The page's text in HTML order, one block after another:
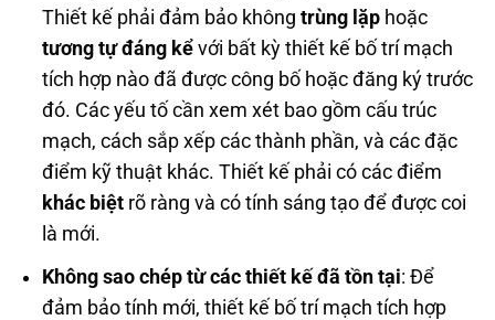
Thiết kế phải đảm bảo không trùng lặphoặc
tương tự đáng kểvới bất kỳ thiết kế bố trí mạch
tích hợp nào đã được công bố hoặc đăng ký trước
đó. Các yếu tố cần xem xét bao gồm cấu trúc
mạch, cách sắp xếp các thành phần, và các đặc
điểm kỹ thuật khác. Thiết kế phải có các điểm
khác biệtrõ ràng và có tính sáng tạo để được coi
là mới.
Không sao chép từ các thiết kế đã tồn tại: Để
đảm bảo tính mới, thiết kế bố trí mạch tích hợp